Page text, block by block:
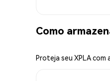
Como
Proteja seu XPLA